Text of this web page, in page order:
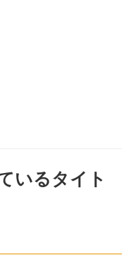
いるタイト